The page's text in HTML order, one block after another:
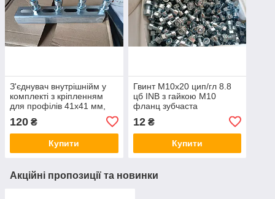
З'єднувач внутрішнійм у
комплекті з кріпленням
для профілів 41х41 мм,
товщина 1,5 мм, Zn 275, L
- 200мм
120 ₴
Купити
Гвинт М10х20 цип/гл 8.8
цб INB з гайкою М10
фланц зубчаста
12₴
Купити
Акційні пропозиції та новинки